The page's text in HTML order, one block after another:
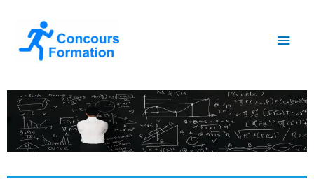
contenu